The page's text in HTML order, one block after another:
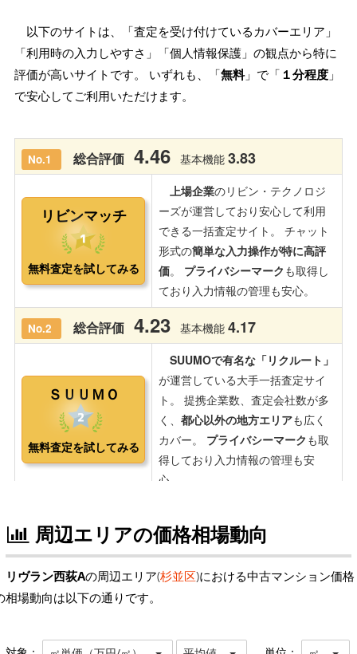
以下のサイトは、「査定を受け付けているカバーエリア」
「利用時の入力しやすさ」「個人情報保護」の観点から特に
評価が高いサイトです。 いずれも、「無料」で「 １分程度 」
で安心してご利用いただけます。
周辺エリアの価格相場動向
リヴラン西荻Aの周辺エリア(杉並区)における中古マンション価格
相場動向は以下の通りです。